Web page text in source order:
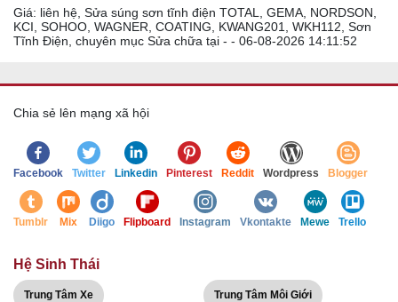
Giá: liên hệ, Sửa súng sơn tĩnh điện TOTAL, GEMA, NORDSON,
KCI, SOHOO, WAGNER, COATING, KWANG201, WKH112, Sơn
Tĩnh Điện, chuyên mục Sửa chữa tại - - 06-08-2026 14:11:52
Chia sẻ lên mạng xã hội
Facebook Twitter Linkedin Pinterest Reddit Wordpress Blogger
Tumblr Mix Diigo Flipboard Instagram Vkontakte Mewe Trello
Hệ Sinh Thái
Trung Tâm Xe Trung Tâm Môi Giới